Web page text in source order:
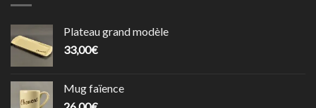
Plateau grand modèle
33,00€
Mug faïence